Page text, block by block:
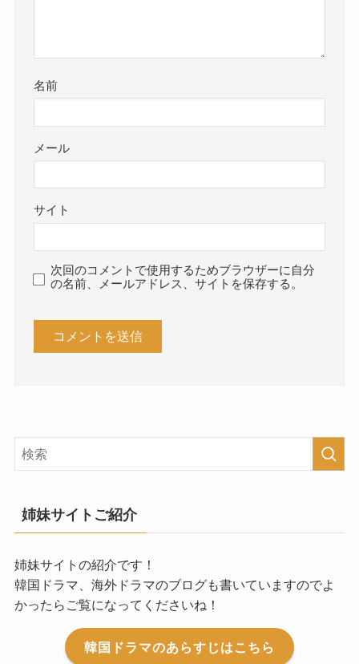
名前
メール
サイト
次回のコメントで使用するためブラウザーに自分
の名前、メールアドレス、サイトを保存する。
姉妹サイトご紹介
姉妹サイトの紹介です！
韓国ドラマ、海外ドラマのブログも書いていますのでよ
かったらご覧になってくださいね！
韓国ドラマのあらすじはこちら